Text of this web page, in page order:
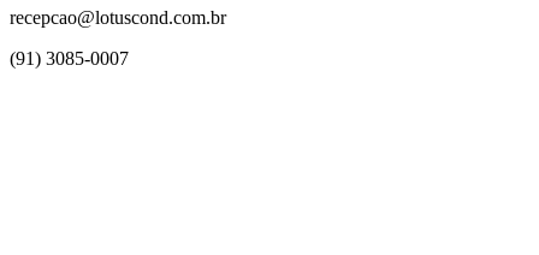
recepcao@lotuscond.com.br
(91) 3085-0007